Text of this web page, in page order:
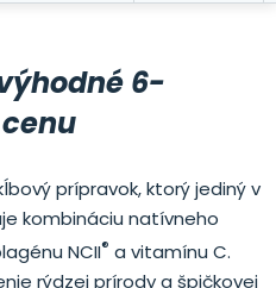
6-
prípravok, ktorý jediný v
kombináciu natívneho
NCII® a vitamínu C.
rýdzej prírody a špičkovej